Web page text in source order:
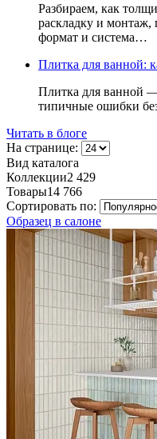
Разбираем, как
раскладку и монтаж,
формат и система…
Плитка для ванной:
Плитка для ванной
типичные ошибки
Читать в блоге
На странице:
Вид каталога
Коллекции2 429
Товары14 766
Сортировать по:
Образец в салоне